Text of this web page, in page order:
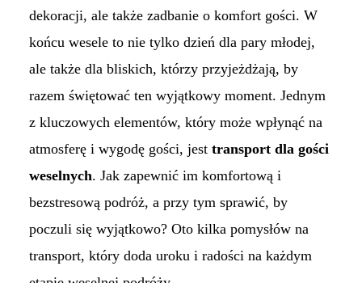
dekoracji, ale także zadbanie o komfort gości. W
końcu wesele to nie tylko dzień dla pary młodej,
ale także dla bliskich, którzy przyjeżdżają, by
razem świętować ten wyjątkowy moment. Jednym
z kluczowych elementów, który może wpłynąć na
atmosferę i wygodę gości, jest transport dla gości
weselnych. Jak zapewnić im komfortową i
bezstresową podróż, a przy tym sprawić, by
poczuli się wyjątkowo? Oto kilka pomysłów na
transport, który doda uroku i radości na każdym